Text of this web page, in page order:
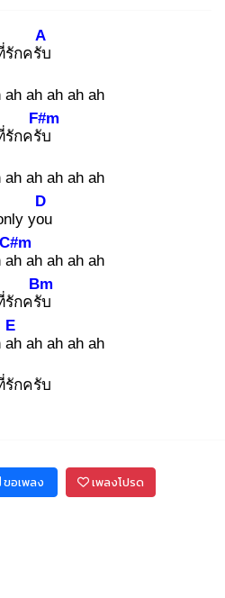
รักครับ
A
ah ah ah ah ah
รักครับ
F#m
ah ah ah ah ah
you
D
ah
C#m
ah ah ah ah
รักครับ
Bm
ah
E
ah ah ah ah
รักครับ
ขอเพลง เพลงโปรด